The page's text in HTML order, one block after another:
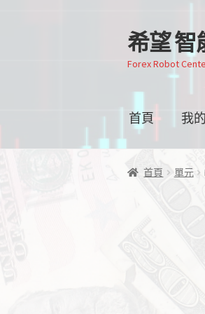
跳
至
導
覽
跳
至
主
要
容
希望 智
Forex Robot
首頁 我
首頁 單元